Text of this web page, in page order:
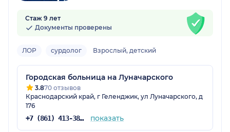
Стаж 9 лет
Документы проверены
ЛОР сурдолог Взрослый, детский
Городская больница на Луначарского
3.870 отзывов
Краснодарский край, г Геленджик, ул Луначарского, д
176
+7 (861) 413-38-31 показать